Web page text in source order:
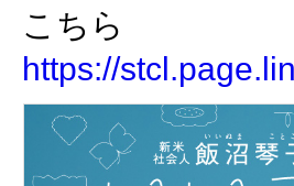
こちら
https://